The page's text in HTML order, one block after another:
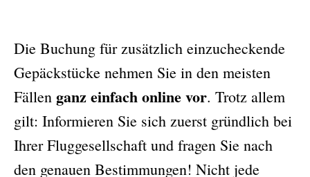
Die Buchung für zusätzlich einzucheckende
Gepäckstücke nehmen Sie in den meisten
Fällen ganz einfach online vor. Trotz allem
gilt: Informieren Sie sich zuerst gründlich bei
Ihrer Fluggesellschaft und fragen Sie nach
den genauen Bestimmungen! Nicht jede